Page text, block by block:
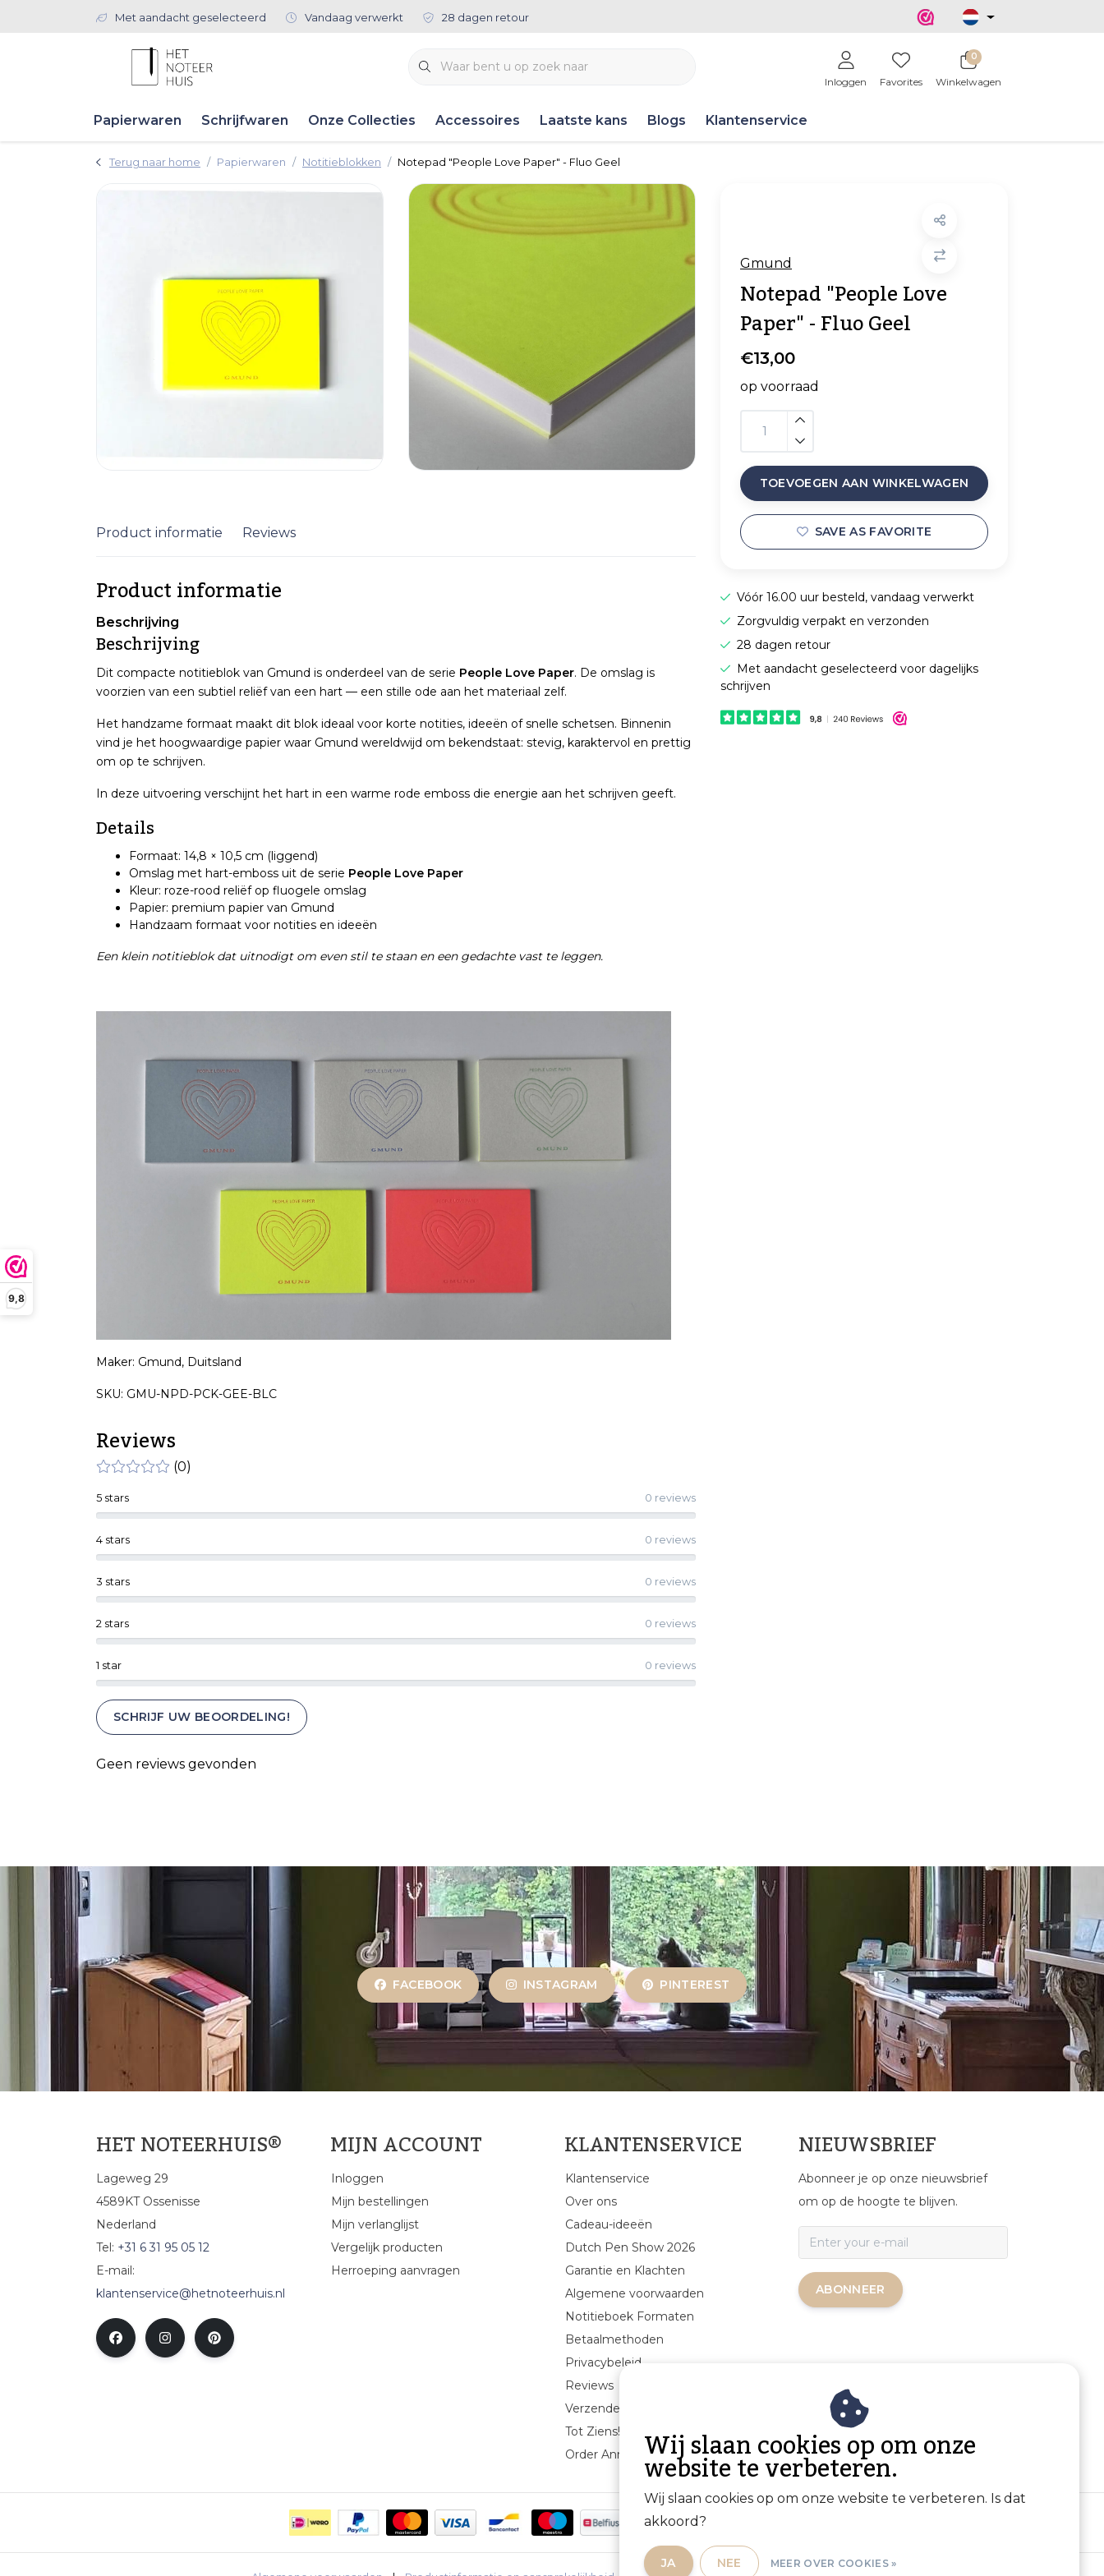
9,8
Met aandacht geselecteerd Vandaag verwerkt 28 dagen retour
Inloggen Favorites
0
Winkelwagen
Papierwaren Schrijfwaren Onze Collecties Accessoires Laatste kans Blogs Klantenservice
Terug naar home Papierwaren Notitieblokken Notepad "People Love Paper" - Fluo Geel
Gmund
Notepad "People Love
Paper" - Fluo Geel
€13,00
op voorraad
TOEVOEGEN AAN WINKELWAGEN
SAVE AS FAVORITE
Vóór 16.00 uur besteld, vandaag verwerkt
Zorgvuldig verpakt en verzonden
28 dagen retour
Met aandacht geselecteerd voor dagelijks
schrijven
Product informatie Reviews
Product informatie
Beschrijving
Beschrijving
Dit compacte notitieblok van Gmund is onderdeel van de serie People Love Paper. De omslag is
voorzien van een subtiel reliëf van een hart — een stille ode aan het materiaal zelf.
Het handzame formaat maakt dit blok ideaal voor korte notities, ideeën of snelle schetsen. Binnenin
vind je het hoogwaardige papier waar Gmund wereldwijd om bekendstaat: stevig, karaktervol en prettig
om op te schrijven.
In deze uitvoering verschijnt het hart in een warme rode emboss die energie aan het schrijven geeft.
Details
Formaat: 14,8 × 10,5 cm (liggend)
Omslag met hart-emboss uit de serie People Love Paper
Kleur: roze-rood reliëf op fluogele omslag
Papier: premium papier van Gmund
Handzaam formaat voor notities en ideeën
Een klein notitieblok dat uitnodigt om even stil te staan en een gedachte vast te leggen.
Maker: Gmund, Duitsland
SKU: GMU-NPD-PCK-GEE-BLC
Reviews
(0)
1 star 0 reviews
2 stars 0 reviews
3 stars 0 reviews
4 stars 0 reviews
5 stars 0 reviews
SCHRIJF UW BEOORDELING!
Geen reviews gevonden
FACEBOOK INSTAGRAM PINTEREST
HET NOTEERHUIS®
Lageweg 29
4589KT Ossenisse
Nederland
Tel: +31 6 31 95 05 12
E-mail:
klantenservice@hetnoteerhuis.nl
MIJN ACCOUNT
Inloggen
Mijn bestellingen
Mijn verlanglijst
Vergelijk producten
Herroeping aanvragen
KLANTENSERVICE
Klantenservice
Over ons
Cadeau-ideeën
Dutch Pen Show 2026
Garantie en Klachten
Algemene voorwaarden
Notitieboek Formaten
Betaalmethoden
Privacybeleid
Reviews
Verzenden & retourneren
Tot Ziens!
Order Annuleren
NIEUWSBRIEF
Abonneer je op onze nieuwsbrief
om op de hoogte te blijven.
ABONNEER
Wij slaan cookies op om onze
website te verbeteren.
Wij slaan cookies op om onze website te verbeteren. Is dat
akkoord?
JA NEE MEER OVER COOKIES »